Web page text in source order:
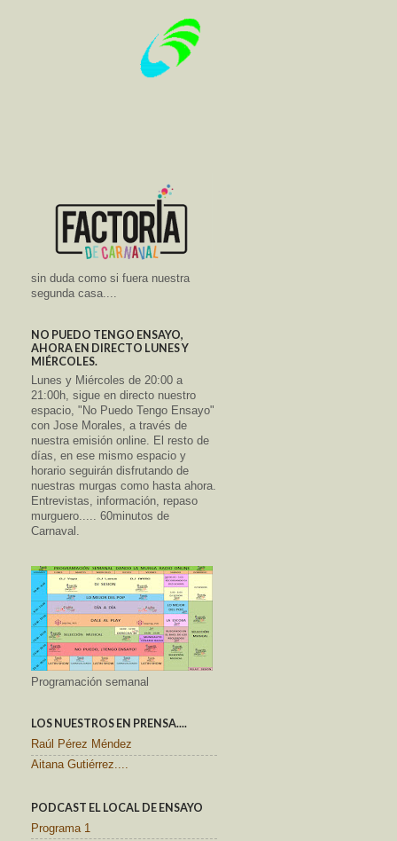
sin duda como si fuera nuestra
segunda casa....
NO PUEDO TENGO ENSAYO,
AHORA EN DIRECTO LUNES Y
MIÉRCOLES.
Lunes y Miércoles de 20:00 a
21:00h, sigue en directo nuestro
espacio, "No Puedo Tengo Ensayo"
con Jose Morales, a través de
nuestra emisión online. El resto de
días, en ese mismo espacio y
horario seguirán disfrutando de
nuestras murgas como hasta ahora.
Entrevistas, información, repaso
murguero..... 60minutos de
Carnaval.
Programación semanal
LOS NUESTROS EN PRENSA....
Raúl Pérez Méndez
Aitana Gutiérrez....
PODCAST EL LOCAL DE ENSAYO
Programa 1